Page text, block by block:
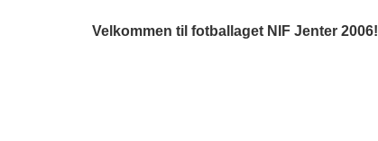
Velkommen til fotballaget NIF Jenter 2006!